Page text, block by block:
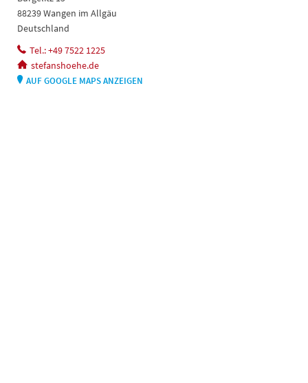
88239 Wangen im Allgäu
Deutschland
Tel.: +49 7522 1225
stefanshoehe.de
AUF GOOGLE MAPS ANZEIGEN